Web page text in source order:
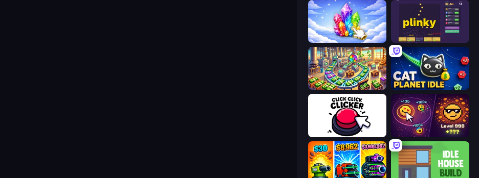
Crystalia Idle Clicker Plinky
Money Factory: Tycoon Idle Game Cat Planet Idle
Click Click Clicker Dominate All Shapes